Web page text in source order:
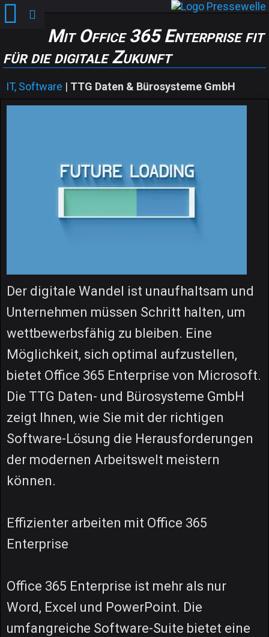
Mit Office 365 Enterprise fit
für die digitale Zukunft
IT, Software | TTG Daten & Bürosysteme GmbH
Der digitale Wandel ist unaufhaltsam und
Unternehmen müssen Schritt halten, um
wettbewerbsfähig zu bleiben. Eine
Möglichkeit, sich optimal aufzustellen,
bietet Office 365 Enterprise von Microsoft.
Die TTG Daten- und Bürosysteme GmbH
zeigt Ihnen, wie Sie mit der richtigen
Software-Lösung die Herausforderungen
der modernen Arbeitswelt meistern
können.
Effizienter arbeiten mit Office 365
Enterprise
Office 365 Enterprise ist mehr als nur
Word, Excel und PowerPoint. Die
umfangreiche Software-Suite bietet eine